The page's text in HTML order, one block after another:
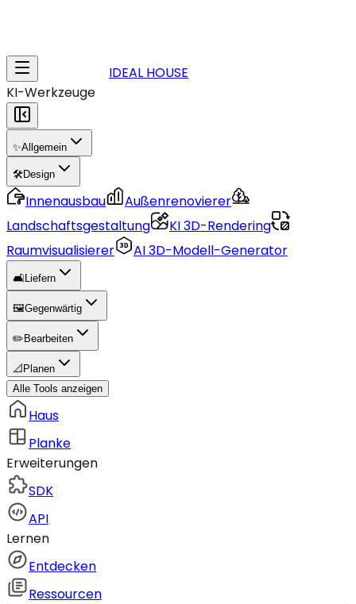
IDEAL HOUSE
KI-Werkzeuge
✨Allgemein
🛠️Design
Innenausbau
Außenrenovierer
Landschaftsgestaltung
KI 3D-Rendering
Raumvisualisierer
AI 3D-Modell-Generator
🛋️Liefern
🖼️Gegenwärtig
✏️ Bearbeiten
📐 Planen
Alle Tools anzeigen
Haus
Planke
Erweiterungen
SDK
API
Lernen
Entdecken
Ressourcen